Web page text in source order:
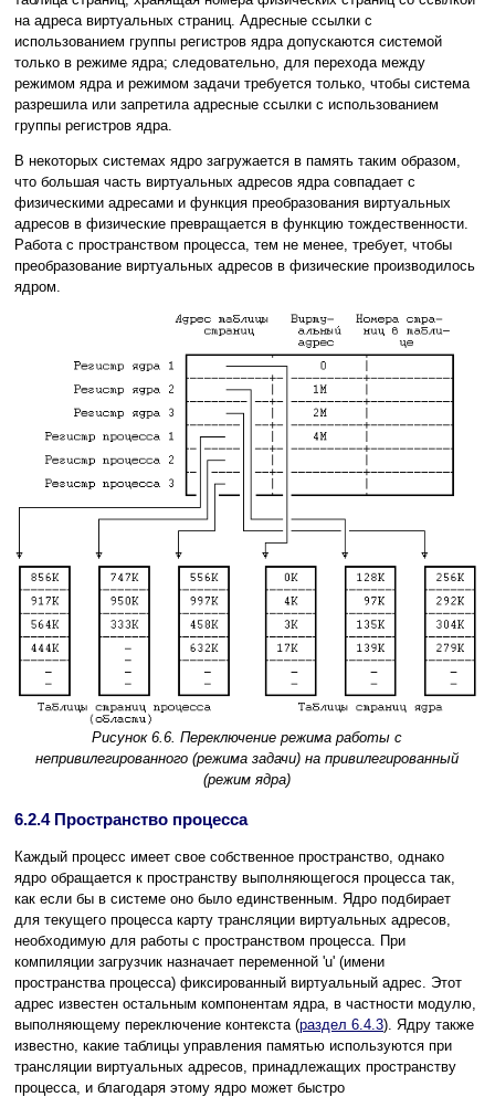
на адреса виртуальных страниц. Адресные ссылки с
использованием группы регистров ядра допускаются системой
только в режиме ядра; следовательно, для перехода между
режимом ядра и режимом задачи требуется только, чтобы система
разрешила или запретила адресные ссылки с использованием
группы регистров ядра.
В некоторых системах ядро загружается в память таким образом,
что большая часть виртуальных адресов ядра совпадает с
физическими адресами и функция преобразования виртуальных
адресов в физические превращается в функцию тождественности.
Работа с пространством процесса, тем не менее, требует, чтобы
преобразование виртуальных адресов в физические производилось
ядром.
Рисунок 6.6. Переключение режима работы с
непривилегированного (режима задачи) на привилегированный
(режим ядра)
6.2.4 Пространство процесса
Каждый процесс имеет свое собственное пространство, однако
ядро обращается к пространству выполняющегося процесса так,
как если бы в системе оно было единственным. Ядро подбирает
для текущего процесса карту трансляции виртуальных адресов,
необходимую для работы с пространством процесса. При
компиляции загрузчик назначает переменной 'u' (имени
пространства процесса) фиксированный виртуальный адрес. Этот
адрес известен остальным компонентам ядра, в частности модулю,
выполняющему переключение контекста (раздел 6.4.3). Ядру также
известно, какие таблицы управления памятью используются при
трансляции виртуальных адресов, принадлежащих пространству
процесса, и благодаря этому ядро может быстро